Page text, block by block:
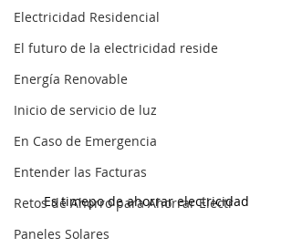
Electricidad Residencial
El futuro de la electricidad reside
Energía Renovable
Inicio de servicio de luz
En Caso de Emergencia
Entender las Facturas
Retos de Ahorro para Ahorrar Electr
Paneles Solares
Es timepo de ahorrar electricidad